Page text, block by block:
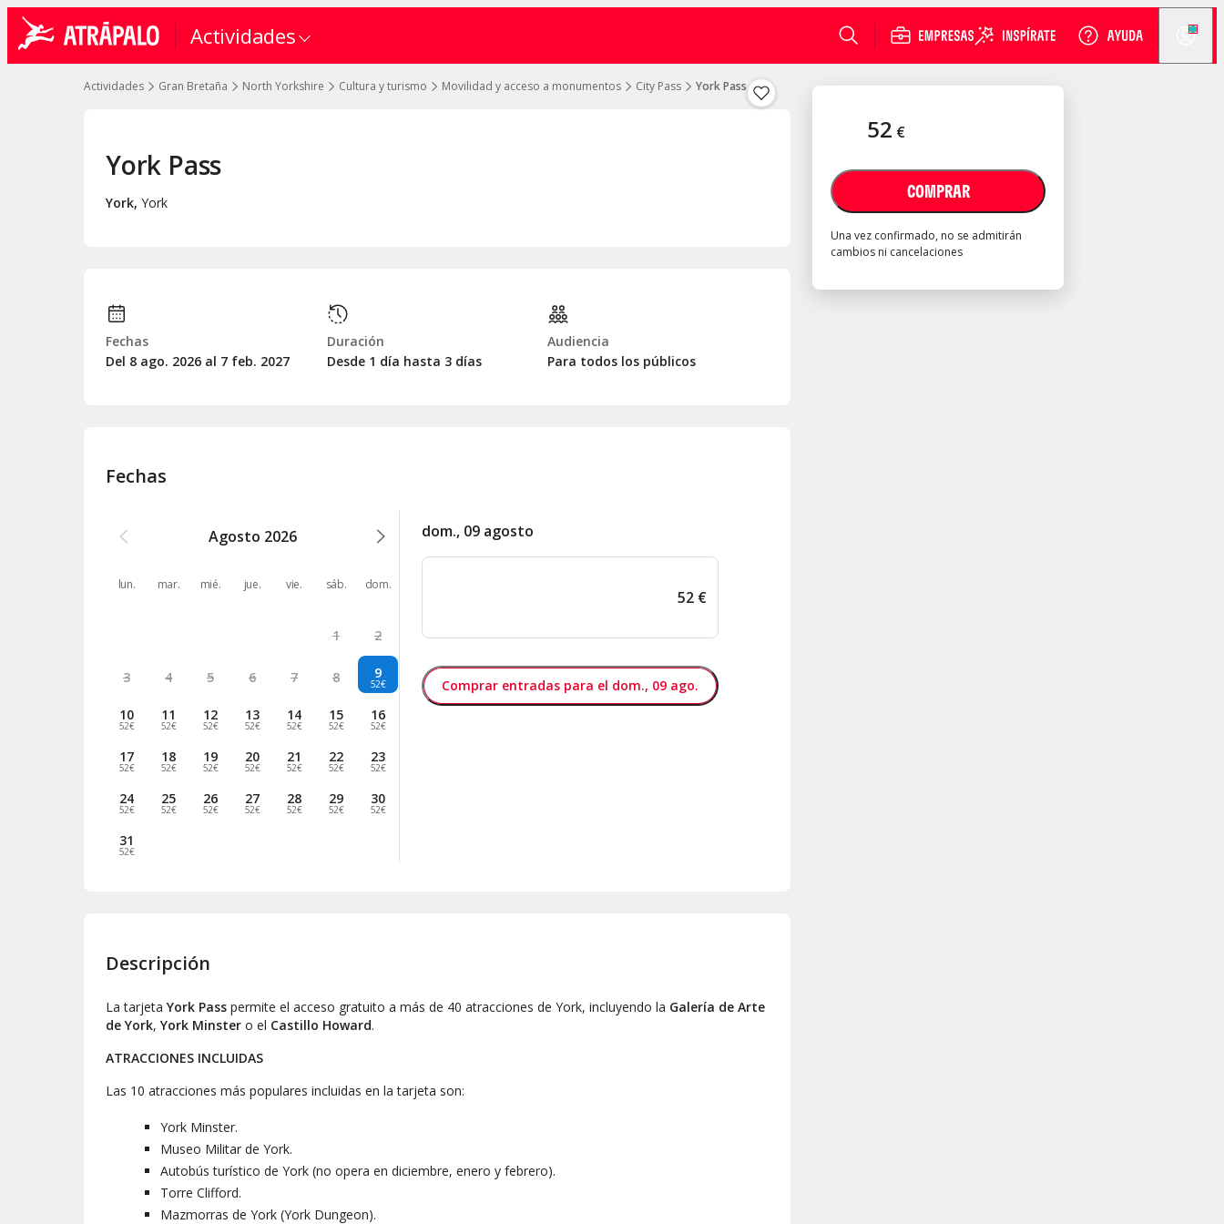
Actividades
Actividades Gran Bretaña North Yorkshire Cultura y turismo Movilidad y acceso a monumentos City Pass York Pass
52 €
COMPRAR
Una vez confirmado, no se admitirán
cambios ni cancelaciones
York Pass
York, York
Fechas
Del 8 ago. 2026 al 7 feb. 2027
Duración
Desde 1 día hasta 3 días
Audiencia
Para todos los públicos
Fechas
Agosto 2026
lun. mar. mié. jue. vie. sáb. dom.
1 2
3 4 5 6 7 8 9
52€
10
52€
11
52€
12
52€
13
52€
14
52€
15
52€
16
52€
17
52€
18
52€
19
52€
20
52€
21
52€
22
52€
23
52€
24
52€
25
52€
26
52€
27
52€
28
52€
29
52€
30
52€
31
52€
dom., 09 agosto
52 €
Comprar entradas para el dom., 09 ago.
Descripción
La tarjeta York Pass permite el acceso gratuito a más de 40 atracciones de York, incluyendo la Galería de Arte
de York, York Minster o el Castillo Howard.
ATRACCIONES INCLUIDAS
Las 10 atracciones más populares incluidas en la tarjeta son:
York Minster.
Museo Militar de York.
Autobús turístico de York (no opera en diciembre, enero y febrero).
Torre Clifford.
Mazmorras de York (York Dungeon).